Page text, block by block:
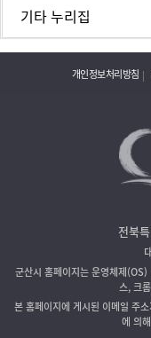
기타 누리집
개인정보처리방침
전북
군산시 홈페이지는 운영체제
스, 크
본 홈페이지에 게시된 이메일 주
에 의